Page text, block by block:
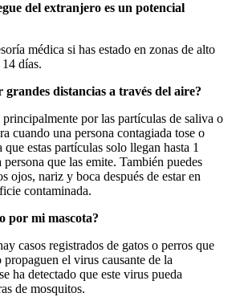
del extranjero es un potencial
médica si has estado en zonas de alto
días.
distancias a través del aire?
por las partículas de saliva o
cuando una persona contagiada tose o
estas partículas solo llegan hasta 1
que las emite. También puedes
ojos, nariz y boca después de estar en
contaminada.
por mi mascota?
casos registrados de gatos o perros que
el virus causante de la
ha detectado que este virus pueda
de mosquitos.